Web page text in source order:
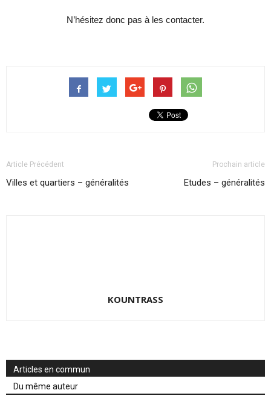
N’hésitez donc pas à les contacter.
Article Précédent
Villes et quartiers – généralités
Prochain article
Etudes – généralités
KOUNTRASS
Articles en commun
Du même auteur